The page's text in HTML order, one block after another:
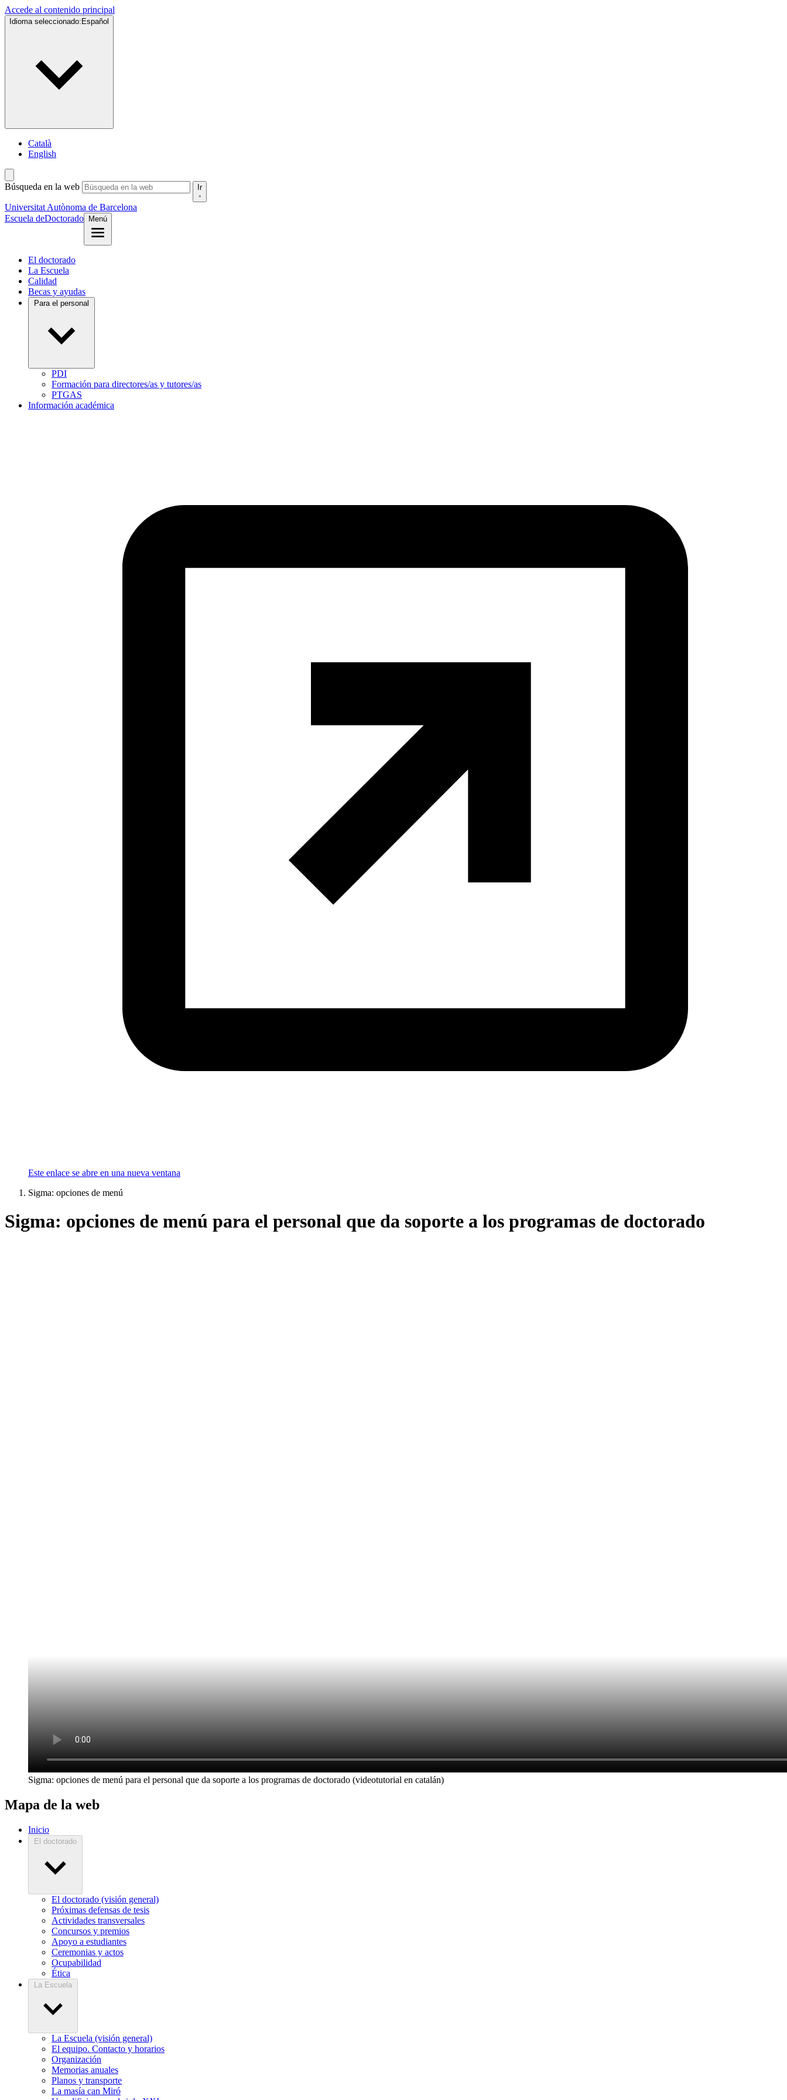
Accede al contenido principal
Idioma seleccionado: Español
Català
English
Búsqueda en la web Ir
Universitat Autònoma de Barcelona
Escuela deDoctorado Menú
El doctorado
La Escuela
Calidad
Becas y ayudas
Para el personal
PDI
Formación para directores/as y tutores/as
PTGAS
Información académica
Este enlace se abre en una nueva ventana
Sigma: opciones de menú
Sigma: opciones de menú para el personal que da soporte a los programas de doctorado
Sigma: opciones de menú para el personal que da soporte a los programas de doctorado (videotutorial en catalán)
Mapa de la web
Inicio
El doctorado
El doctorado (visión general)
Próximas defensas de tesis
Actividades transversales
Concursos y premios
Apoyo a estudiantes
Ceremonias y actos
Ocupabilidad
Ética
La Escuela
La Escuela (visión general)
El equipo. Contacto y horarios
Organización
Memorias anuales
Planos y transporte
La masía can Miró